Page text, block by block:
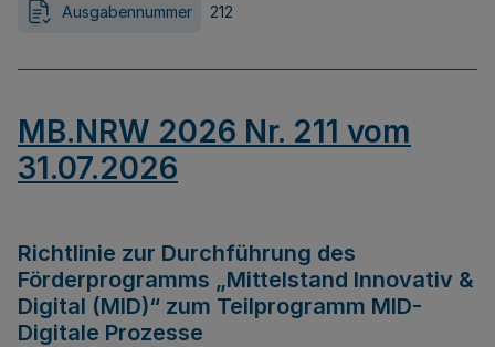
Ausgabennummer 212
MB.NRW 2026 Nr. 211 vom
31.07.2026
Richtlinie zur Durchführung des
Förderprogramms „Mittelstand Innovativ &
Digital (MID)“ zum Teilprogramm MID-
Digitale Prozesse